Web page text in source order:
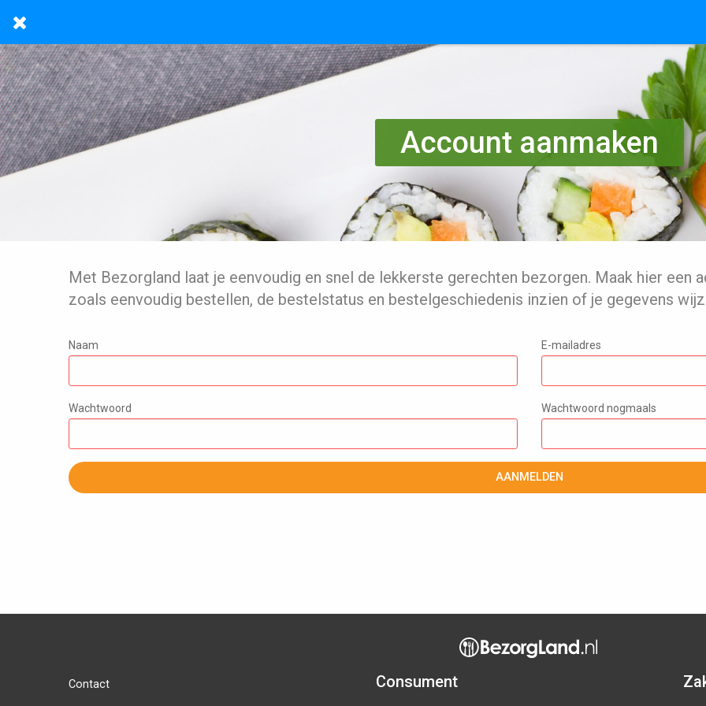
Account aanmaken
Met Bezorgland laat je eenvoudig en snel de lekkerste gerechten bezorgen. Maak hier een
zoals eenvoudig bestellen, de bestelstatus en bestelgeschiedenis inzien of je gegevens
Naam E-mailadres
Wachtwoord Wachtwoord nogmaals
AANMELDEN
Contact Consument